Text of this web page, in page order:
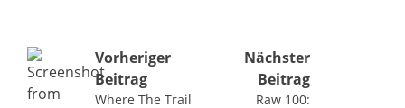
Beitragsnavigation
Vorheriger
Beitrag
Where The Trail
Nächster
Beitrag
Raw 100: